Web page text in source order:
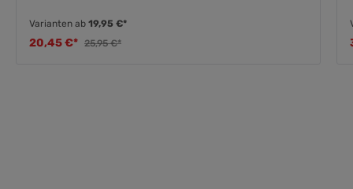
Varianten ab19,95 €*
20,45 €* 25,95 €*